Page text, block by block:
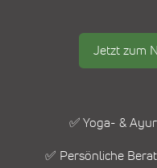
Jetzt zum
✅ Yoga- &
✅ Persönliche